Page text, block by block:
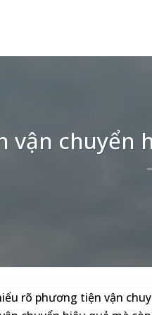
vận chuyển
rõ phương tiện vận